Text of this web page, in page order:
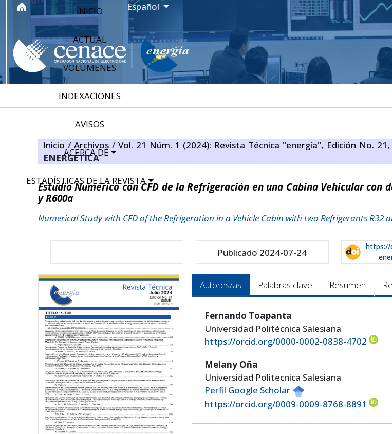
Ir al menú de navegación principal
Ir al contenido principal
Ir al pie de página del sitio Idioma
Español
INICIO
ACTUAL
VOLÚMENES
INDEXACIONES
AVISOS
ACERCA DE
ESTADÍSTICAS DE LA REVISTA
Inicio / Archivos / Vol. 21 Núm. 1 (2024): Revista Técnica "energía", Edición No. 21,
ENERGÉTICA
Estudio Numérico con CFD de la Refrigeración en una Cabina Vehicular con
y R600a
Numerical Study with CFD of the Refrigeration in a Vehicle Cabin with two Refrigerants R32
Publicado 2024-07-24
https://
Autores/as Palabras clave Resumen
Fernando Toapanta
Universidad Politécnica Salesiana
https://orcid.org/0000-0002-0838-4702
Melany Oña
Universidad Politecnica Salesiana
Perfil Google Scholar
https://orcid.org/0009-0009-8768-8891